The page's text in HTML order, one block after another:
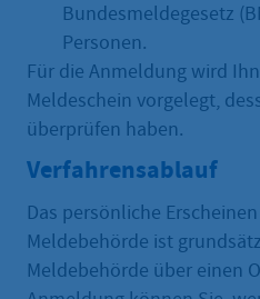
Bundesmeldegesetz
Personen.
Für die Anmeldung wird
Meldeschein vorgelegt,
überprüfen haben.
Verfahrensablauf
Das persönliche
Meldebehörde ist
Meldebehörde über einen